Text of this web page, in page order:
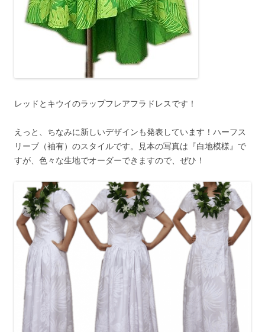
レッドとキウイのラップフレアフラドレスです！
えっと、ちなみに新しいデザインも発表しています！ハーフス
リーブ（袖有）のスタイルです。見本の写真は『白地模様』で
すが、色々な生地でオーダーできますので、ぜひ！